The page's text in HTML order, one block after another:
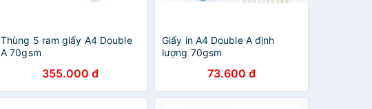
Thùng 5 ram giấy A4 Double
A 70gsm
355.000 đ
Giấy in A4 Double A định
lượng 70gsm
73.600 đ